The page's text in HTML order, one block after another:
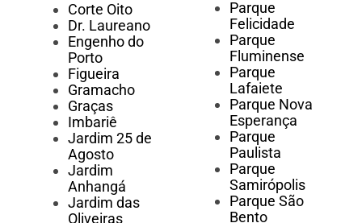
Corte Oito
Dr. Laureano
Engenho do
Porto
Figueira
Gramacho
Graças
Imbariê
Jardim 25 de
Agosto
Jardim
Anhangá
Jardim das
Oliveiras
Parque
Felicidade
Parque
Fluminense
Parque
Lafaiete
Parque Nova
Esperança
Parque
Paulista
Parque
Samirópolis
Parque São
Bento